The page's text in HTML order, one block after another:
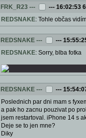
FRK_R23 --- --- 16:02:53
REDSNAKE: Tohle občas
REDSNAKE --- ---
REDSNAKE: Sorry, blba fotka
REDSNAKE --- ---
Poslednich par dni mam s
a pak ho zacnu pouzivat po
jsem restartoval. iPhone 14 s
Deje se to jen mne?
Diky